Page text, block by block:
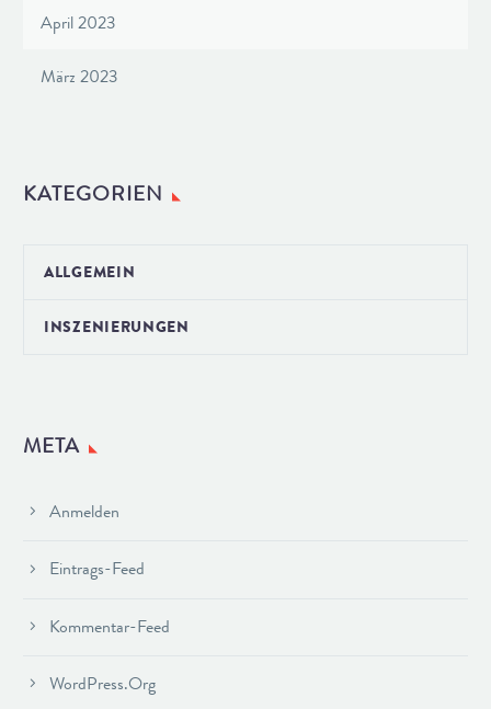
April 2023
März 2023
KATEGORIEN
ALLGEMEIN
INSZENIERUNGEN
META
Anmelden
Eintrags-Feed
Kommentar-Feed
WordPress.org